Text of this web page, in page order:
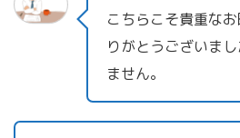
こちらこそ貴重な
りがとうございま
ません。